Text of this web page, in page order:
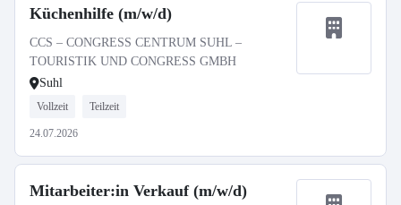
Küchenhilfe (m/w/d)
CCS – CONGRESS CENTRUM SUHL –
TOURISTIK UND CONGRESS GMBH
Suhl
Vollzeit Teilzeit
24.07.2026
Mitarbeiter:in Verkauf (m/w/d)